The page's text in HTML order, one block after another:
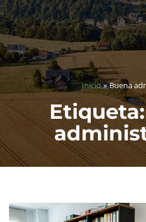
Inicio Buena